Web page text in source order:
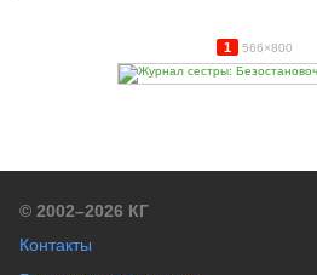
1 566×800
© 2002–2026 КГ
Контакты